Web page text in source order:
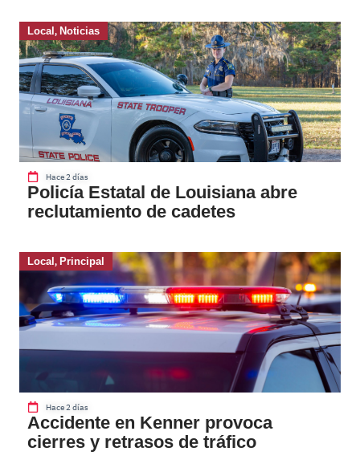
Local, Noticias
Hace 2 días
Policía Estatal de Louisiana abre
reclutamiento de cadetes
Local, Principal
Hace 2 días
Accidente en Kenner provoca
cierres y retrasos de tráfico